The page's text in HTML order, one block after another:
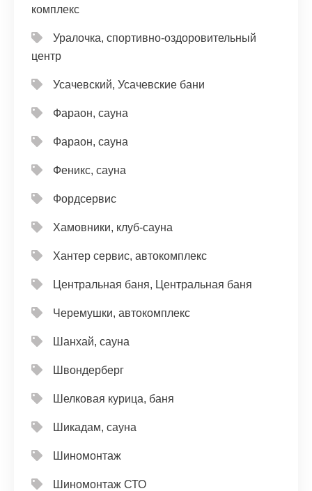
комплекс
Уралочка, спортивно-оздоровительный
центр
Усачевский, Усачевские бани
Фараон, сауна
Фараон, сауна
Феникс, сауна
Фордсервис
Хамовники, клуб-сауна
Хантер сервис, автокомплекс
Центральная баня, Центральная баня
Черемушки, автокомплекс
Шанхай, сауна
Швондерберг
Шелковая курица, баня
Шикадам, сауна
Шиномонтаж
Шиномонтаж СТО